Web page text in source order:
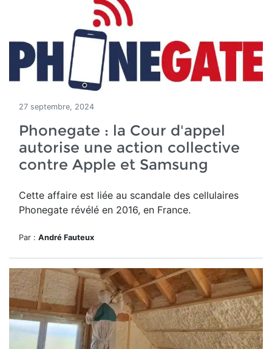
27 septembre, 2024
Phonegate : la Cour d'appel
autorise une action collective
contre Apple et Samsung
Cette affaire est liée au scandale des cellulaires
Phonegate révélé en 2016, en France.
Par : André Fauteux